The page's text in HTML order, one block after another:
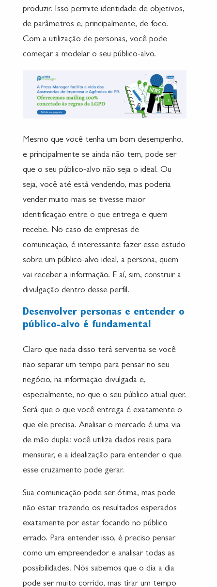
produzir. Isso permite identidade de objetivos,
de parâmetros e, principalmente, de foco.
Com a utilização de personas, você pode
começar a modelar o seu público-alvo.
Mesmo que você tenha um bom desempenho,
e principalmente se ainda não tem, pode ser
que o seu público-alvo não seja o ideal. Ou
seja, você até está vendendo, mas poderia
vender muito mais se tivesse maior
identificação entre o que entrega e quem
recebe. No caso de empresas de
comunicação, é interessante fazer esse estudo
sobre um público-alvo ideal, a persona, quem
vai receber a informação. E aí, sim, construir a
divulgação dentro desse perfil.
Desenvolver personas e entender o
público-alvo é fundamental
Claro que nada disso terá serventia se você
não separar um tempo para pensar no seu
negócio, na informação divulgada e,
especialmente, no que o seu público atual quer.
Será que o que você entrega é exatamente o
que ele precisa. Analisar o mercado é uma via
de mão dupla: você utiliza dados reais para
mensurar, e a idealização para entender o que
esse cruzamento pode gerar.
Sua comunicação pode ser ótima, mas pode
não estar trazendo os resultados esperados
exatamente por estar focando no público
errado. Para entender isso, é preciso pensar
como um empreendedor e analisar todas as
possibilidades. Nós sabemos que o dia a dia
pode ser muito corrido, mas tirar um tempo